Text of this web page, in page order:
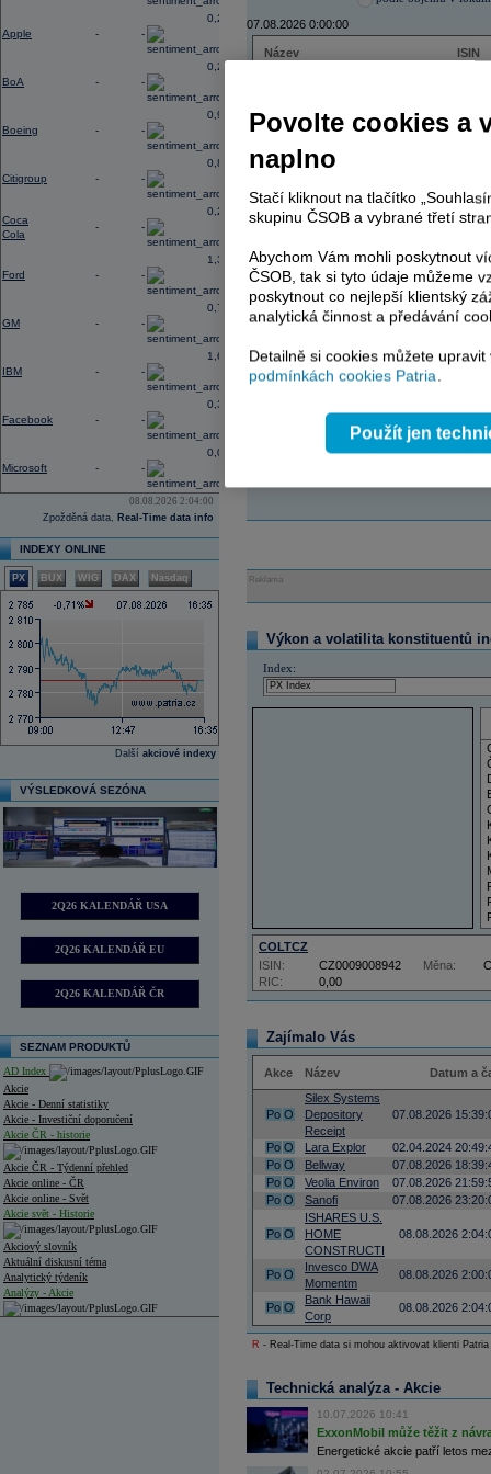
Apple - -
0,29
BoA - -
0,27
Boeing - -
0,96
Citigroup - -
0,88
Coca
Cola
- -
0,23
Ford - -
1,38
GM - -
0,74
IBM - -
1,65
Facebook - -
0,37
Microsoft - -
0,03
08.08.2026 2:04:00
Zpožděná data, Real-Time data info
INDEXY ONLINE
PX BUX WIG DAX Nasdaq
Další akciové indexy
VÝSLEDKOVÁ SEZÓNA
2Q26 KALENDÁŘ USA
2Q26 KALENDÁŘ EU
2Q26 KALENDÁŘ ČR
SEZNAM PRODUKTŮ
AD Index
Akcie
Akcie - Denní statistiky
Akcie - Investiční doporučení
Akcie ČR - historie
Akcie ČR - Týdenní přehled
Akcie online - ČR
Akcie online - Svět
Akcie svět - Historie
Akciový slovník
Aktuální diskusní téma
Analytický týdeník
Analýzy - Akcie
07.08.2026 0:00:00
Název
ISIN
TMR
TOMA
PHILIP MORRIS ČR
PHILIP MORRIS ČR
AD index - vývoj
Region
select
Odeslat
Reklama
Výkon a volatilita konstituentů
Index:
COLTCZ
RIC: 0,00
ISIN: CZ0009008942 Měna:
Zajímalo Vás
Akce Název Datum a
Po O
Silex Systems
Depository
Receipt
07.08.2026
Po O Lara Explor
02.04.2024
Po O Bellway
07.08.2026
Po O Veolia Environ
07.08.2026
Po O Sanofi 07.08.2026
Po O
ISHARES U.S.
HOME
CONSTRUCTI
08.08.2026
Po O
Invesco DWA
Momentm
08.08.2026
Po O
Bank Hawaii
Corp
08.08.2026
R - Real-Time data si mohou aktivovat klienti
Technická analýza - Akcie
10.07.2026 10:41
ExxonMobil může těžit z
Energetické akcie patří letos
Povolte cookies a
naplno
Stačí kliknout na tlačítko
skupinu ČSOB a vybrané třetí
Abychom Vám mohli poskytnout
ČSOB, tak si tyto údaje můžeme
poskytnout co nejlepší klientský
analytická činnost a předávání
Detailně si cookies můžete
podmínkách cookies Patria.
Použít jen